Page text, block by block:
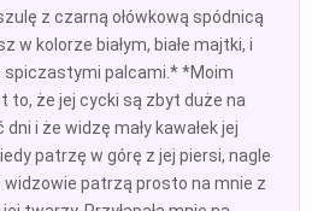
z czarną ołówkową spódnicą
w kolorze białym, białe majtki, i
spiczastymi palcami.* *Moim
to, że jej cycki są zbyt duże na
i że widzę mały kawałek jej
patrzę w górę z jej piersi, nagle
widzowie patrzą prosto na mnie z